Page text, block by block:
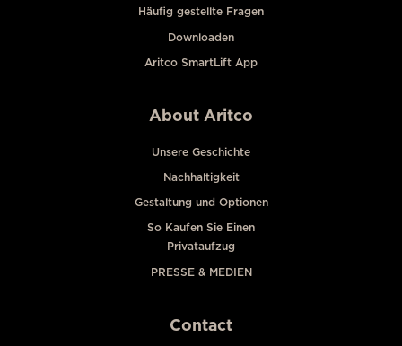
Häufig gestellte Fragen
Downloaden
Aritco SmartLift App
About Aritco
Unsere Geschichte
Nachhaltigkeit
Gestaltung und Optionen
So Kaufen Sie Einen
Privataufzug
PRESSE & MEDIEN
Contact